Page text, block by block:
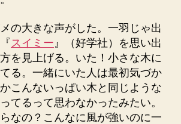
の大きな声がした。一羽じゃ出
スイミー 』（好学社）を思い出
を見上げる。いた！小さな木に
る。一緒にいた人は最初気づか
こんないっぱい木と同じような
てるって思わなかったみたい。
なの？こんなに風が強いのに一